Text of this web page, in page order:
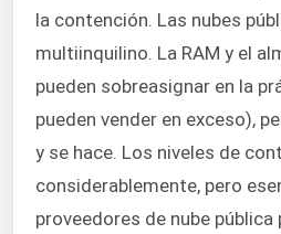
la contención. Las nubes
multiinquilino. La RAM y el
pueden sobreasignar en la
pueden vender en exceso),
y se hace. Los niveles de
considerablemente, pero
proveedores de nube pública